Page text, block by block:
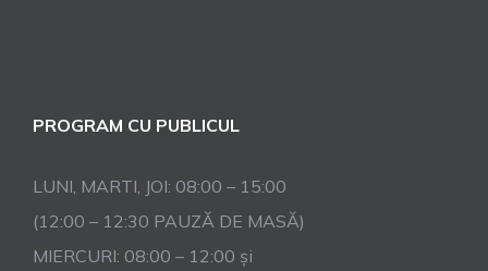
PROGRAM CU PUBLICUL
LUNI, MARTI, JOI: 08:00 – 15:00
(12:00 – 12:30 PAUZĂ DE MASĂ)
MIERCURI: 08:00 – 12:00 și